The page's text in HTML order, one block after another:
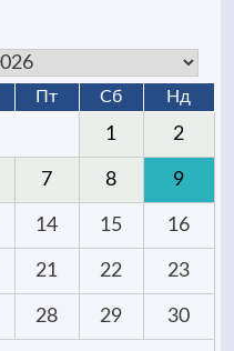
Пт Сб Нд
1 2
7 8 9
14 15 16
21 22 23
28 29 30